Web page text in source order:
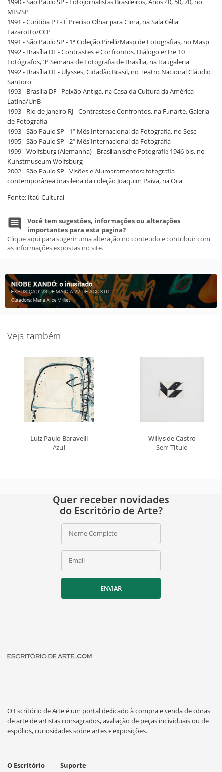
1990 - São Paulo SP - Fotojornalistas Brasileiros, Anos 40, 50, 70, no
MIS/SP
1991 - Curitiba PR - É Preciso Olhar para Cima, na Sala Célia
Lazarotto/CCP
1991 - São Paulo SP - 1ª Coleção Pirelli/Masp de Fotografias, no Masp
1992 - Brasília DF - Contrastes e Confrontos. Diálogo entre 10
Fotógrafos, 3ª Semana de Fotografia de Brasília, na Itaugaleria
1992 - Brasília DF - Ulysses, Cidadão Brasil, no Teatro Nacional Cláudio
Santoro
1993 - Brasília DF - Paixão Antiga, na Casa da Cultura da América
Latina/UnB
1993 - Rio de Janeiro RJ - Contrastes e Confrontos, na Funarte. Galeria
de Fotografia
1993 - São Paulo SP - 1º Mês Internacional da Fotografia, no Sesc
1995 - São Paulo SP - 2º Mês Internacional da Fotografia
1999 - Wolfsburg (Alemanha) - Brasilianische Fotografie 1946 bis, no
Kunstmuseum Wolfsburg
2002 - São Paulo SP - Visões e Alumbramentos: fotografia
contemporânea brasileira da coleção Joaquim Paiva, na Oca
Fonte: Itaú Cultural
Você tem sugestões, informações ou alterações
importantes para esta pagina?
Clique aqui para sugerir uma alteração no conteudo e contribuir com
as informações expostas no site.
Veja também
Luiz Paulo Baravelli
Azul
Willys de Castro
Sem Título
Quer receber novidades
do Escritório de Arte?
Nome Completo
Email
ENVIAR
O Escritório de Arte é um portal dedicado à compra e venda de obras
de arte de artistas consagrados, avaliação de peças individuais ou de
espólios, curiosidades sobre artes e exposições.
O Escritório Suporte